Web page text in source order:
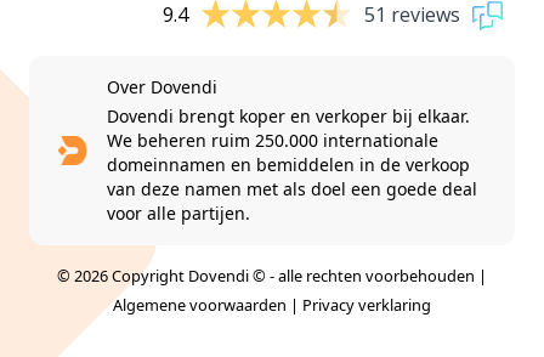
9.4 51 reviews
Over Dovendi
Dovendi brengt koper en verkoper bij elkaar.
We beheren ruim 250.000 internationale
domeinnamen en bemiddelen in de verkoop
van deze namen met als doel een goede deal
voor alle partijen.
© 2026 Copyright Dovendi © - alle rechten voorbehouden |
Algemene voorwaarden | Privacy verklaring